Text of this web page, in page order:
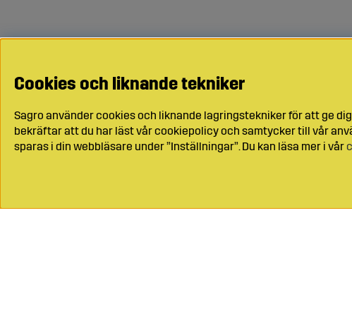
Cookies och liknande tekniker
Sagro använder cookies och liknande lagringstekniker för att ge
bekräftar att du har läst vår cookiepolicy och samtycker till vår
sparas i din webbläsare under ”Inställningar”. Du kan läsa mer i vår